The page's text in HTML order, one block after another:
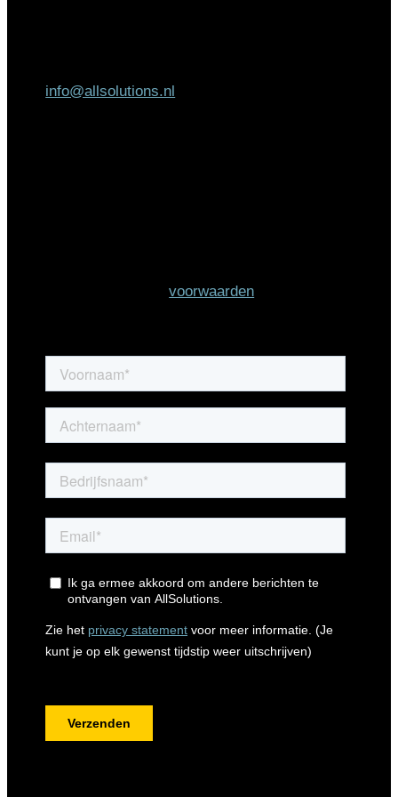
info@allsolutions.nl
akkoord met onzevoorwaarden